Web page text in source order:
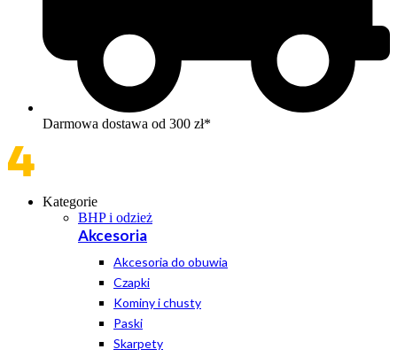
Darmowa dostawa od 300 zł*
Kategorie
BHP i odzież
Akcesoria
Akcesoria do obuwia
Czapki
Kominy i chusty
Paski
Skarpety